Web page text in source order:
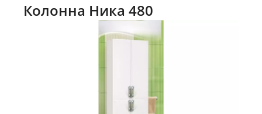
Колонна Ника 480